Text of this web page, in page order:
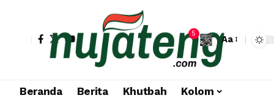
5
Aa
Beranda Berita Khutbah
Kolom